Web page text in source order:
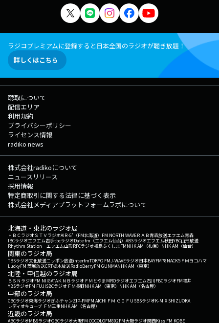
ラジコプレミアムに登録すると日本全国のラジオが聴き放題！
詳しくはこちら
聴取について
配信エリア
利用規約
プライバシーポリシー
ライセンス情報
radiko news
株式会社radikoについて
ニュースリリース
採用情報
特定商取引に関する法律に基づく表示
株式会社メディアプラットフォームラボについて
北海道・東北のラジオ局
ＨＢＣラジオＳＴＶラジオAIR-G'（FM北海道） FM NORTH WAVEＲＡＢ青森放送エフエム青森
IBCラジオエフエム岩手tbcラジオDate fm（エフエム仙台） ABSラジオエフエム秋田YBC山形放送
Rhythm Station エフエム山形RFCラジオ福島ふくしまFMNHK AM（札幌） NHK AM（仙台）
関東のラジオ局
TBSラジオ文化放送ニッポン放送interfmTOKYO FMJ-WAVEラジオ日本BAYFM78NACK5 ＦＭヨコハマ
LuckyFM 茨城放送CRT栃木放送RadioBerryFM GUNMANHK AM（東京）
北陸・甲信越のラジオ局
ＢＳＮラジオFM NIIGATAＫＮＢラジオ ＦＭとやまMROラジオエフエム石川FBCラジオFM福井
YBSラジオFM FUJISBCラジオ ＦＭ長野NHK AM（東京） NHK AM（名古屋）
中部のラジオ局
CBCラジオ東海ラジオぎふチャンZIP-FMFM AICHI ＦＭ ＧＩＦＵ SBSラジオK-MIX SHIZUOKA
レディオキューブ ＦＭ三重NHK AM（名古屋）
近畿のラジオ局
ABCラジオMBSラジオOBCラジオ大阪FM COCOLOFM802FM大阪ラジオ関西Kiss FM KOBE